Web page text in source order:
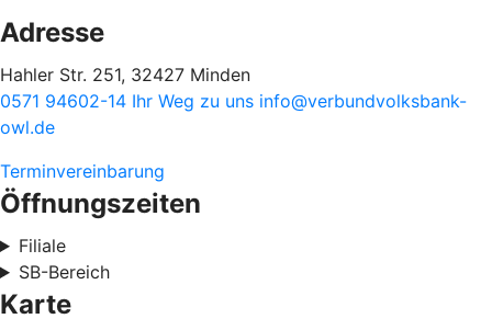
Adresse
Hahler Str. 251, 32427 Minden
0571 94602-14 Ihr Weg zu uns info@verbundvolksbank-
owl.de
Terminvereinbarung
Öffnungszeiten
Filiale
SB-Bereich
Karte